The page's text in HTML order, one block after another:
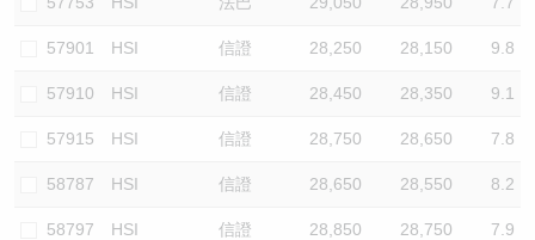
57901 HSI 信證 28,250 28,150 9.8
57910 HSI 信證 28,450 28,350 9.1
57915 HSI 信證 28,750 28,650 7.8
58787 HSI 信證 28,650 28,550 8.2
58797 HSI 信證 28,850 28,750 7.9